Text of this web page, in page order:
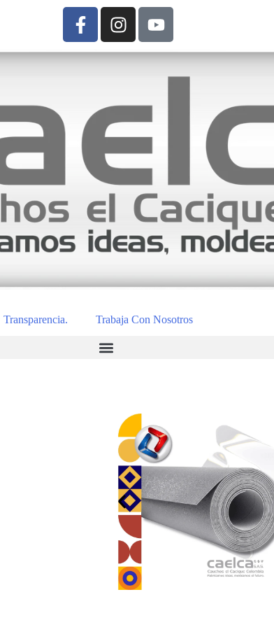
Transparencia. Trabaja Con Nosotros